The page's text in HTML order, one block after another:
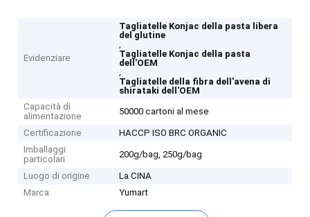
Evidenziare
Tagliatelle Konjac della pasta libera
del glutine
,
Tagliatelle Konjac della pasta
dell'OEM
,
Tagliatelle della fibra dell'avena di
shirataki dell'OEM
Capacità di
alimentazione
50000 cartoni al mese
Certificazione
HACCP ISO BRC ORGANIC
Imballaggi
particolari
200g/bag, 250g/bag
Luogo di origine
La CINA
Marca
Yumart